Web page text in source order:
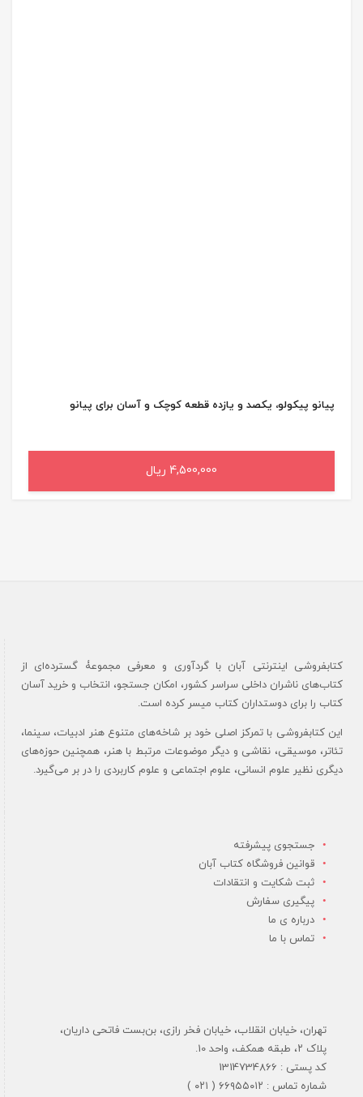
پیانو پیکولو، یکصد و یازده قطعه کوچک و آسان برای پیانو
4,500,000 ریال
افزودن به سبد خرید
کتابفروشی اینترنتی آبان با گردآوری و معرفی مجموعۀ گسترده‌ای از
کتاب‌های ناشران داخلی سراسر کشور، امکان جستجو، انتخاب و خرید آسان
کتاب را برای دوستداران کتاب میسر کرده است.
این کتابفروشی با تمرکز اصلی خود بر شاخه‌های متنوع هنر ادبیات، سینما،
تئاتر، موسیقی، نقاشی و دیگر موضوعات مرتبط با هنر، همچنین حوزه‌های
دیگری نظیر علوم انسانی، علوم اجتماعی و علوم کاربردی را در بر می‌گیرد.
جستجوی پیشرفته
قوانین فروشگاه کتاب آبان
ثبت شکایت و انتقادات
پیگیری سفارش
درباره ی ما
تماس با ما
تهران، خیابان انقلاب، خیابان فخر رازی، بن‌بست فاتحی داریان،
پلاک ۲، طبقه همکف، واحد 10.
کد پستی : 1314734866
شماره تماس : ۶۶۹۵۵۰۱۲ ( ۰۲۱ )